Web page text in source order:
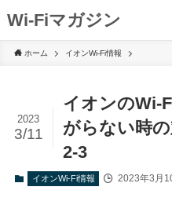
Wi-Fiマガジン
ホーム イオンWi-Fi情報
イオンのWi-
がらない時
2-3
2023
3/11
イオンWi-Fi情報 2023年3月